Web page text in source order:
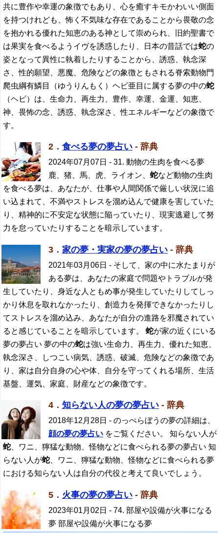
共に豊作や幸運の象徴でもあり、心を癒すキモかわいい側面
を持つけれども、怖く不気味な存在であることから畏敬の念
を抱かれる優れた知恵のある神として崇められ、旧約聖書で
は果実を食べるようイヴを誘惑したり、日本の昔話では蛇の
姿となって異性に執着したりすることから、誘惑、執念深
さ、性的願望、悪魔、危険などの象徴ともされる脊索動物門
爬虫綱有鱗目（ゆうりんもく）ヘビ亜目に属する夢の中の蛇
（ヘビ）は、生命力、再生力、豊作、幸運、金運、知恵、
神、畏怖の念、誘惑、執念深さ、性エネルギーなどの象徴で
す。
2． 食べる夢の夢占い - 辞典
2024年07月07日 - 31. 動物の生肉を食べる夢
鹿、猪、馬、虎、ライオン、 蛇など動物の生肉
を食べる夢は、あなたが、仕事や人間関係で厳しい状況に追
い込まれて、不満やストレスを溜め込んで健康を害していた
り、精神的に不安定な状態に陥っていたり、現実逃避して努
力を怠っていたりすることを暗示しています。
3． 家の夢・実家の夢の夢占い - 辞典
2021年03月06日 - そして、家の中に水たまりが
ある夢は、あなたの家庭で問題やトラブルが発
生していたり、身近な人ともめ事が発生していたりしてしっ
かり休息を取れなかったり、創造力を発揮できなかったりし
てストレスを溜め込み、あなたが自分の進路を邪魔されてい
ると感じていることを暗示しています。蛇が家の近くにいる
夢の夢占い 夢の中の蛇は強い生命力、再生力、優れた知恵、
執念深さ、しつこい病気、誘惑、破滅、危険などの象徴であ
り、家は自分自身の心や体、自分を守ってくれる場所、生活
基盤、運気、家庭、財産などの象徴です。
4． 知らない人の夢の夢占い - 辞典
2018年12月28日 - のっぺらぼうの夢の詳細は、
顔の夢の夢占い をご覧ください。 知らない人が
蛇 、ワニ、獰猛な動物、怪物などに食べられる夢の夢占い 知
らない人が蛇 、ワニ、獰猛な動物、怪物などに食べられる夢
における知らない人は自分の代役と考えて良いでしょう。
5． 火事の夢の夢占い - 辞典
2023年01月02日 - 74. 部屋や設備が火事になる
夢 部屋や設備が火事になる夢